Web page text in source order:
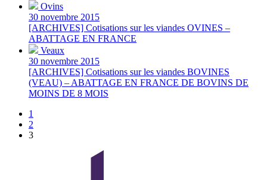
Ovins
30 novembre 2015
[ARCHIVES] Cotisations sur les viandes OVINES –
ABATTAGE EN FRANCE
Veaux
30 novembre 2015
[ARCHIVES] Cotisations sur les viandes BOVINES
(VEAU) – ABATTAGE EN FRANCE DE BOVINS DE
MOINS DE 8 MOIS
1
2
3